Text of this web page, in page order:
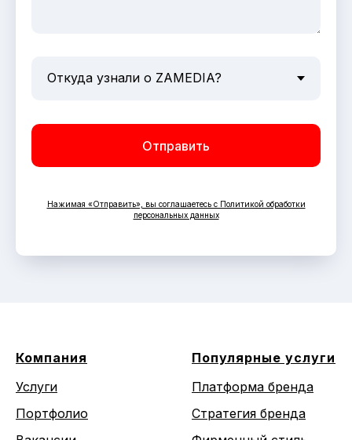
Отправить
Нажимая «Отправить», вы соглашаетесь с Политикой обработки
персональных данных
Компания
Услуги
Портфолио
Популярные услуги
Платформа бренда
Стратегия бренда